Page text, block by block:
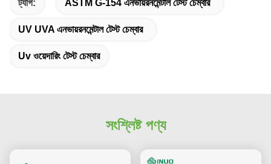
ট্যাগ: ASTM G-154 এনভায়রনমেন্টাল টেস্ট চেম্বার
UV UVA এনভায়রনমেন্টাল টেস্ট চেম্বার
Uv ওয়েদারিং টেস্ট চেম্বার
সংশ্লিষ্ট পণ্য